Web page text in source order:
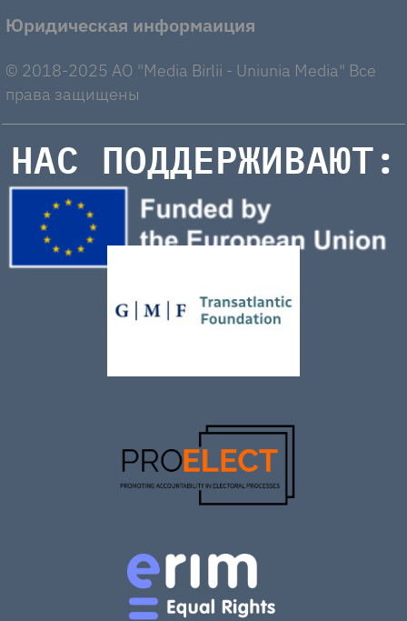
Юридическая информаиция
© 2018-2025 AO "Media Birlii - Uniunia Media" Все
права защищены
НАС ПОДДЕРЖИВАЮТ: